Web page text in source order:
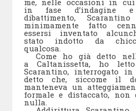
me, nelle occasioni in cui
in fase
dibattimento,
minimamente fatto
essersi inventato
stato indotto da
qualcosa.
Come ho già detto
a Caltanissetta, ho
Scarantino, interrogato
detto che, siccome il
manteneva un
formale e distaccato,
nulla.